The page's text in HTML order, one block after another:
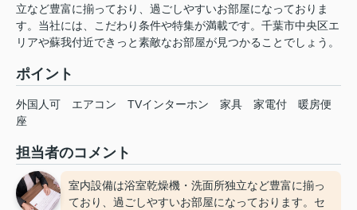
立など豊富に揃っており、過ごしやすいお部屋になっておりま
す。当社には、こだわり条件や特集が満載です。千葉市中央区エ
リアや蘇我付近できっと素敵なお部屋が見つかることでしょう。
ポイント
外国人可 エアコン TVインターホン 家具 家電付
暖房便
座
担当者のコメント
室内設備は浴室乾燥機・洗面所独立など豊富に揃っ
ており、過ごしやすいお部屋になっております。セ